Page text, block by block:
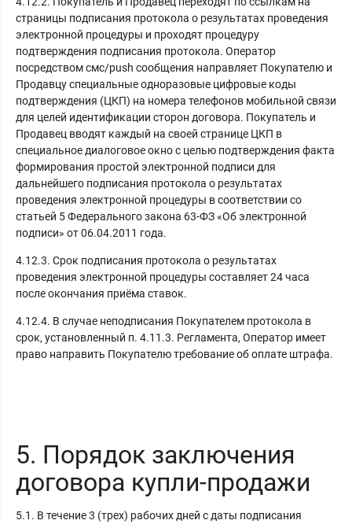
страницы подписания протокола о результатах проведения
электронной процедуры и проходят процедуру
подтверждения подписания протокола. Оператор
посредством смс/push сообщения направляет Покупателю и
Продавцу специальные одноразовые цифровые коды
подтверждения (ЦКП) на номера телефонов мобильной связи
для целей идентификации сторон договора. Покупатель и
Продавец вводят каждый на своей странице ЦКП в
специальное диалоговое окно с целью подтверждения факта
формирования простой электронной подписи для
дальнейшего подписания протокола о результатах
проведения электронной процедуры в соответствии со
статьей 5 Федерального закона 63-ФЗ «Об электронной
подписи» от 06.04.2011 года.
4.12.3. Срок подписания протокола о результатах
проведения электронной процедуры составляет 24 часа
после окончания приёма ставок.
4.12.4. В случае неподписания Покупателем протокола в
срок, установленный п. 4.11.3. Регламента, Оператор имеет
право направить Покупателю требование об оплате штрафа.
5. Порядок заключения
договора купли-продажи
5.1. В течение 3 (трех) рабочих дней с даты подписания